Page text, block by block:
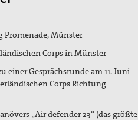
Promenade, Münster
Corps in Münster
Gesprächsrunde am 11. Juni
Corps Richtung
„Air defender 23“ (das größte